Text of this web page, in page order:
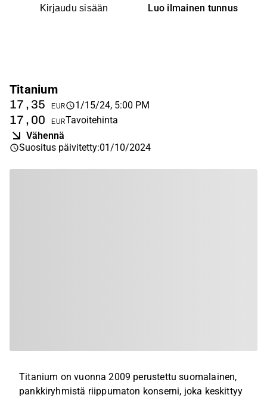
Kirjaudu sisään Luo ilmainen tunnus
Titanium
17,35 EUR 1/15/24, 5:00 PM
17,00 EURTavoitehinta
Vähennä
Suositus päivitetty:01/10/2024
Titanium on vuonna 2009 perustettu suomalainen,
pankkiryhmistä riippumaton konserni, joka keskittyy